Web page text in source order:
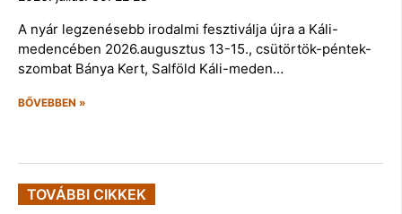
A nyár legzenésebb irodalmi fesztiválja újra a Káli-
medencében 2026.augusztus 13-15., csütörtök-péntek-
szombat Bánya Kert, Salföld Káli-meden…
BŐVEBBEN »
TOVÁBBI CIKKEK